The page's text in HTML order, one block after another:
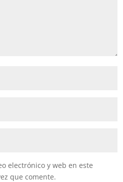
electrónico y web en este
que comente.